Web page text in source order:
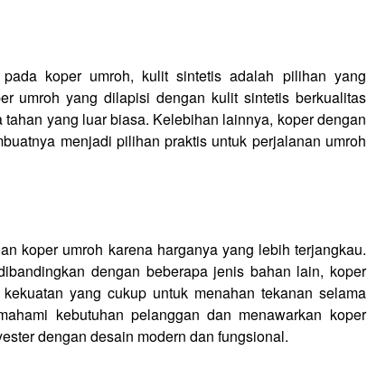
koper umroh, kulit sintetis adalah pilihan yang
umroh yang dilapisi dengan kulit sintetis berkualitas
yang luar biasa. Kelebihan lainnya, koper dengan
menjadi pilihan praktis untuk perjalanan umroh
koper umroh karena harganya yang lebih terjangkau.
dengan beberapa jenis bahan lain, koper
yang cukup untuk menahan tekanan selama
kebutuhan pelanggan dan menawarkan koper
dengan desain modern dan fungsional.